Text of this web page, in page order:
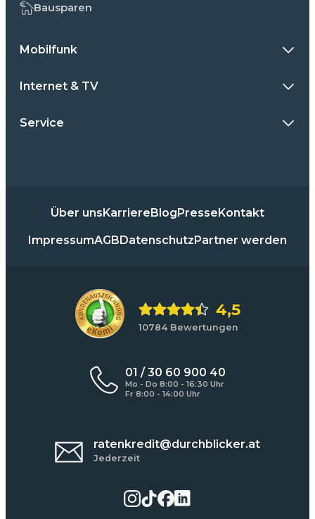
Bausparen
Mobilfunk
Internet & TV
Service
Über unsKarriereBlogPresseKontakt
ImpressumAGBDatenschutzPartner werden
4,5
10784 Bewertungen
01 / 30 60 900 40
Mo - Do 8:00 - 16:30 Uhr
Fr 8:00 - 14:00 Uhr
ratenkredit@durchblicker.at
Jederzeit